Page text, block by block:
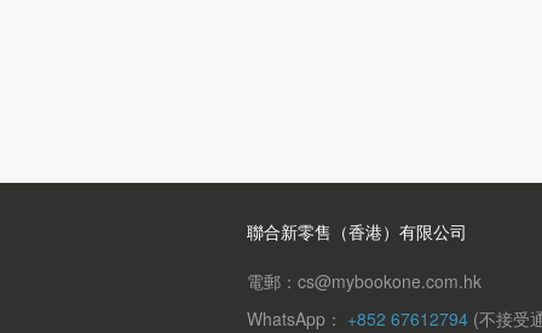
聯合新零售（香港）有限公司
電郵：cs@mybookone.com.hk
WhatsApp： +852 67612794 (不接受